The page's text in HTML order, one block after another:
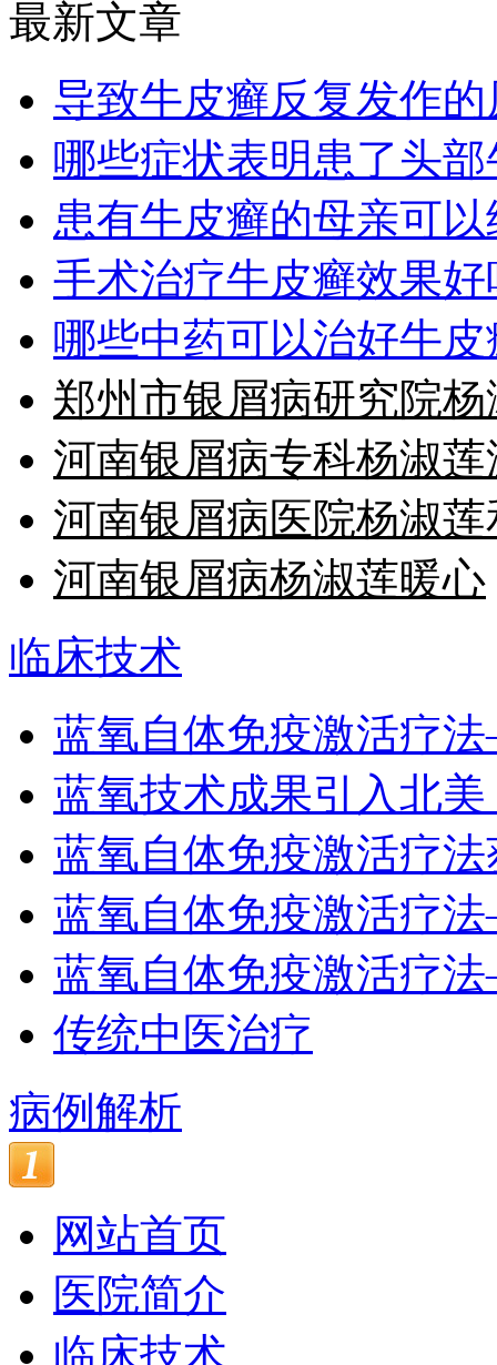
最新文章
导致牛皮癣反复发作的
哪些症状表明患了头
患有牛皮癣的母亲可
手术治疗牛皮癣效果好
哪些中药可以治好牛皮
郑州市银屑病研究院
河南银屑病专科杨淑莲
河南银屑病医院杨淑莲
河南银屑病杨淑莲暖心
临床技术
蓝氧自体免疫激活疗
蓝氧技术成果引入北
蓝氧自体免疫激活疗
蓝氧自体免疫激活疗
蓝氧自体免疫激活疗
传统中医治疗
病例解析
网站首页
医院简介
临床技术